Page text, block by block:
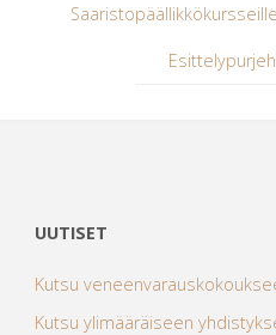
UUTISET
Kutsu
Kutsu ylimääräiseen